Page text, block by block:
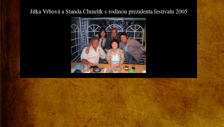
Jitka Vrbová a Standa Chmelík s rodinou prezidenta festivalu 2005